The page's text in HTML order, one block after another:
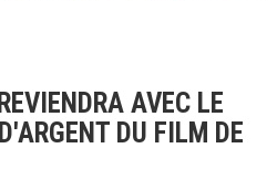
AVEC LE
DU FILM DE